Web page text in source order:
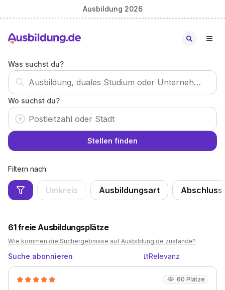
Ausbildung 2026
Was suchst du?
Wo suchst du?
Stellen finden
Filtern nach:
Umkreis Ausbildungsart Abschluss
61freie Ausbildungsplätze
Wie kommen die Suchergebnisse auf Ausbildung.de zustande?
Suche abonnieren Relevanz
60 Plätze